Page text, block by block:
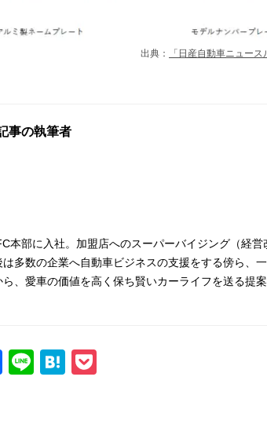
出典： 「日産自動車ニュース
事の執筆者
部に入社。加盟店へのスーパーバイジング（経営
多数の企業へ自動車ビジネスの支援をする傍ら、
、愛車の価値を高く保ち賢いカーライフを送る提
Fac
Line
Hat